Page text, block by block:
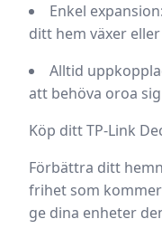
Enkel expansion:
ditt hem växer
Alltid
att behöva oroa
Köp ditt TP-Link
Förbättra ditt
frihet som
ge dina enheter